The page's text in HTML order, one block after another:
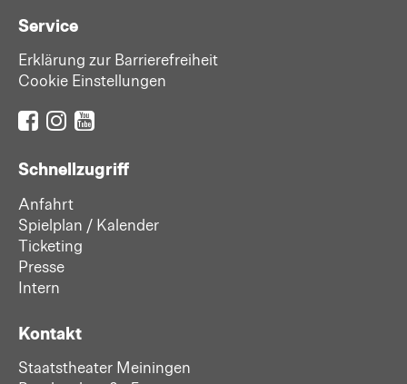
Service
Erklärung zur Barrierefreiheit
Cookie Einstellungen
Schnellzugriff
Anfahrt
Spielplan / Kalender
Ticketing
Presse
Intern
Kontakt
Staatstheater Meiningen